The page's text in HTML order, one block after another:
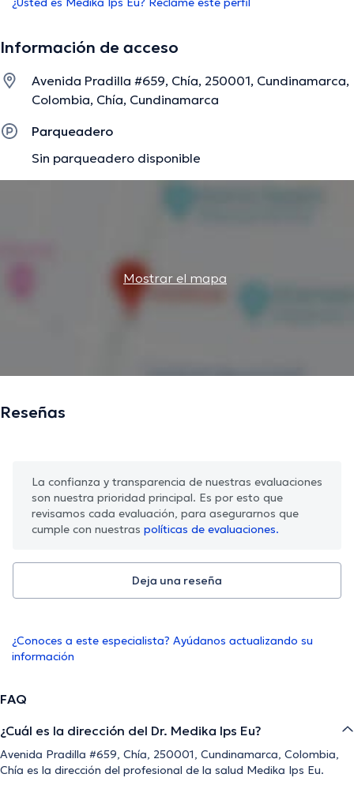
Información de acceso
Avenida Pradilla #659, Chía, 250001, Cundinamarca,
Colombia, Chía, Cundinamarca
Parqueadero
Sin parqueadero disponible
Mostrar el mapa
Reseñas
La confianza y transparencia de nuestras evaluaciones
son nuestra prioridad principal. Es por esto que
revisamos cada evaluación, para asegurarnos que
cumple con nuestras políticas de evaluaciones.
Deja una reseña
¿Conoces a este especialista? Ayúdanos actualizando su
información
FAQ
¿Cuál es la dirección del Dr. Medika Ips Eu?
Avenida Pradilla #659, Chía, 250001, Cundinamarca, Colombia,
Chía es la dirección del profesional de la salud Medika Ips Eu.